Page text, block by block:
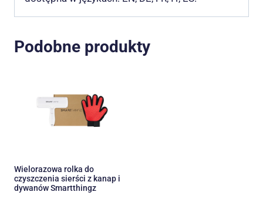
Podobne produkty
Wielorazowa rolka do
czyszczenia sierści z kanap i
dywanów Smartthingz